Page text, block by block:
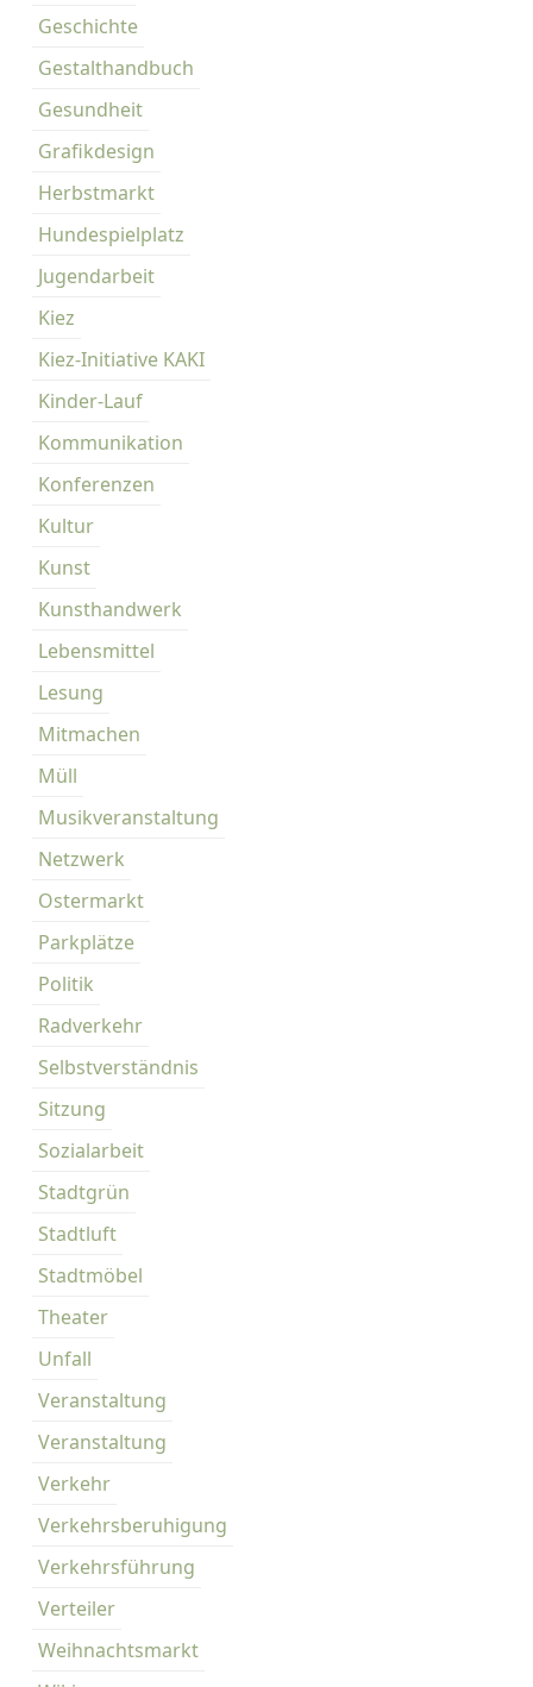
Geschichte
Gestalthandbuch
Gesundheit
Grafikdesign
Herbstmarkt
Hundespielplatz
Jugendarbeit
Kiez
Kiez-Initiative KAKI
Kinder-Lauf
Kommunikation
Konferenzen
Kultur
Kunst
Kunsthandwerk
Lebensmittel
Lesung
Mitmachen
Müll
Musikveranstaltung
Netzwerk
Ostermarkt
Parkplätze
Politik
Radverkehr
Selbstverständnis
Sitzung
Sozialarbeit
Stadtgrün
Stadtluft
Stadtmöbel
Theater
Unfall
Veranstaltung
Veranstaltung
Verkehr
Verkehrsberuhigung
Verkehrsführung
Verteiler
Weihnachtsmarkt